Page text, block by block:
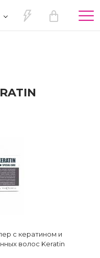
с кератином и
коллагеном для поврежденных волос Keratin